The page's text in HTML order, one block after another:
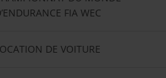
FIA WEC
DE VOITURE